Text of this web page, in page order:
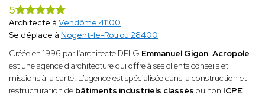
5
Architecte à Vendôme 41100
Se déplace à Nogent-le-Rotrou 28400
Créée en 1996 par l’architecte DPLG Emmanuel Gigon, Acropole
est une agence d’architecture qui offre à ses clients conseils et
missions à la carte. L'agence est spécialisée dans la construction et
restructuration de bâtiments industriels classés ou non ICPE.